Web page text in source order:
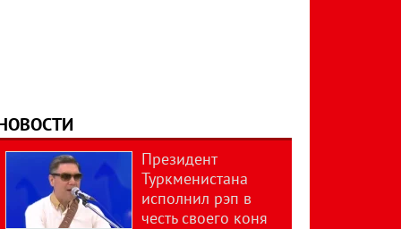
Президент
Туркменистана
исполнил рэп в
честь своего коня